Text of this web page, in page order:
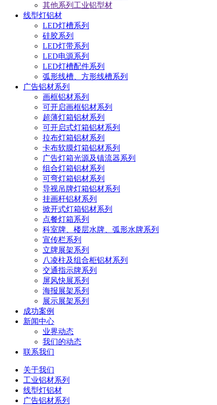
其他系列工业铝型材
线型灯铝材
LED灯槽系列
硅胶系列
LED灯带系列
LED电源系列
LED灯槽配件系列
弧形线槽、方形线槽系列
广告铝材系列
画框铝材系列
可开启画框铝材系列
超薄灯箱铝材系列
可开启式灯箱铝材系列
拉布灯箱铝材系列
卡布软膜灯箱铝材系列
广告灯箱光源及镇流器系列
组合灯箱铝材系列
可弯灯箱铝材系列
导视吊牌灯箱铝材系列
挂画杆铝材系列
掀开式灯箱铝材系列
点餐灯箱系列
科室牌、楼层水牌、弧形水牌系列
宣传栏系列
立牌展架系列
八凌柱及组合柜铝材系列
交通指示牌系列
屏风快展系列
海报展架系列
展示展架系列
成功案例
新闻中心
业界动态
我们的动态
联系我们
关于我们
工业铝材系列
线型灯铝材
广告铝材系列